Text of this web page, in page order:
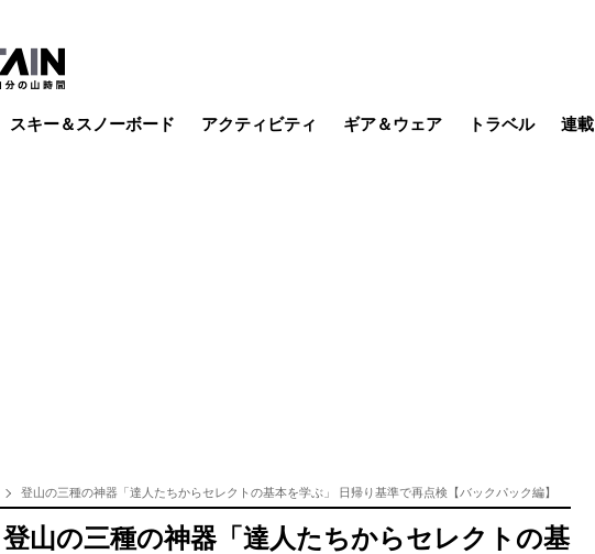
スキー＆スノーボード アクティビティ ギア＆ウェア トラベル 連載
登山の三種の神器「達人たちからセレクトの基本を学ぶ」 日帰り基準で再点検【バックパック編】
山の三種の神器「達人たちからセレクトの基